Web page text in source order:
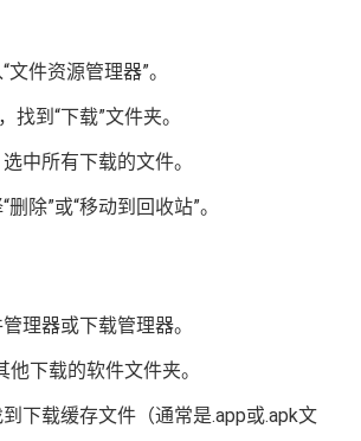
件资源管理器”。
找到“下载”文件夹。
中所有下载的文件。
除”或“移动到回收站”。
理器或下载管理器。
下载的软件文件夹。
下载缓存文件（通常是.app或.apk文